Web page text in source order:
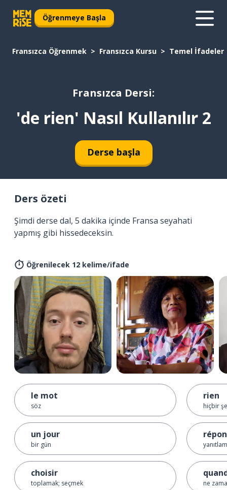
Öğrenmeye Başla
Fransızca Öğrenmek Fransızca Kursu Temel İfadeler
Fransızca Dersi:
'de rien' Nasıl Kullanılır 2
Derse başla
Ders özeti
Şimdi derse dal, 5 dakika içinde Fransa seyahati
yapmış gibi hissedeceksin.
Öğrenilecek 12 kelime/ifade
le mot
söz
un jour
bir gün
choisir
toplamak; seçmek
rien
hiçbir
ne